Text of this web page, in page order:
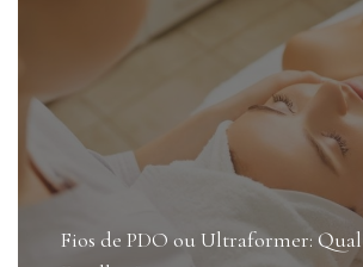
Fios de PDO ou Ultraformer: